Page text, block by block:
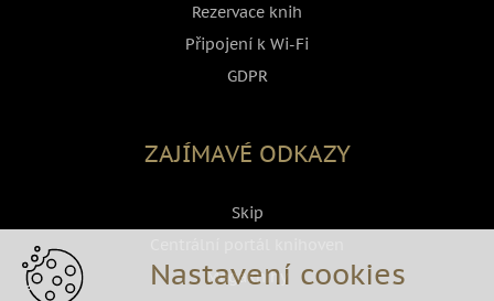
Rezervace knih
Připojení k Wi-Fi
GDPR
ZAJÍMAVÉ ODKAZY
Skip
Megaknihy
Nastavení cookies